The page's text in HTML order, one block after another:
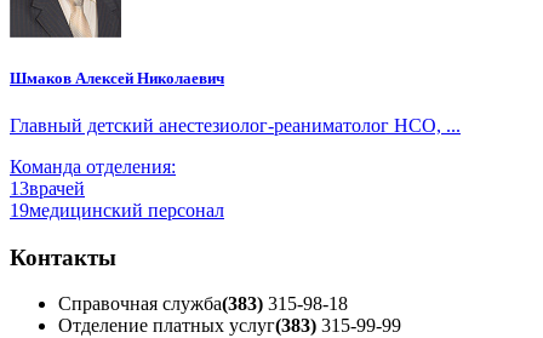
Шмаков Алексей Николаевич
Главный детский анестезиолог-реаниматолог НСО, ...
Команда отделения:
13врачей
19медицинский персонал
Контакты
Справочная служба(383) 315-98-18
Отделение платных услуг(383) 315-99-99